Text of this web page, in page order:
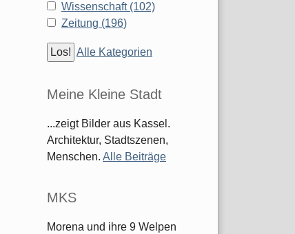
Wissenschaft (102)
Zeitung (196)
Alle Kategorien
Meine Kleine Stadt
...zeigt Bilder aus Kassel.
Architektur, Stadtszenen,
Menschen. Alle Beiträge
MKS
Morena und ihre 9 Welpen